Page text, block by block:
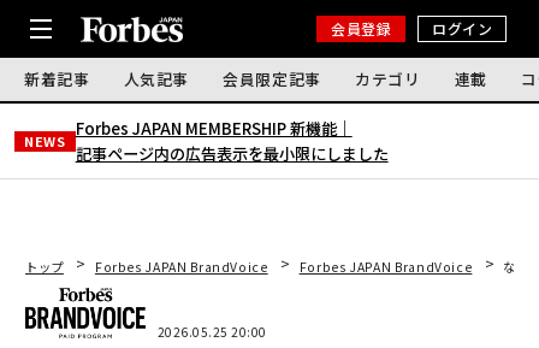
会員登録 ログイン
新着記事 人気記事 会員限定記事 カテゴリ 連載
NEWS
Forbes JAPAN MEMBERSHIP 新機能｜
記事ページ内の広告表示を最小限にしました
トップ Forbes JAPAN BrandVoice Forbes JAPAN BrandVoice なぜ
2026.05.25 20:00